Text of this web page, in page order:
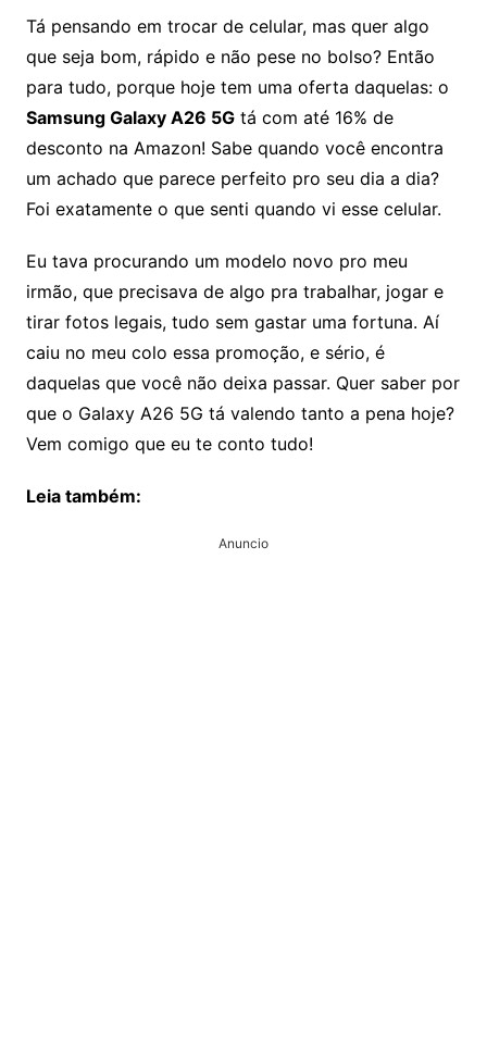
Tá pensando em trocar de celular, mas quer algo
que seja bom, rápido e não pese no bolso? Então
para tudo, porque hoje tem uma oferta daquelas: o
Samsung Galaxy A26 5Gtá com até 16% de
desconto na Amazon! Sabe quando você encontra
um achado que parece perfeito pro seu dia a dia?
Foi exatamente o que senti quando vi esse celular.
Eu tava procurando um modelo novo pro meu
irmão, que precisava de algo pra trabalhar, jogar e
tirar fotos legais, tudo sem gastar uma fortuna. Aí
caiu no meu colo essa promoção, e sério, é
daquelas que você não deixa passar. Quer saber por
que o Galaxy A26 5G tá valendo tanto a pena hoje?
Vem comigo que eu te conto tudo!
Leia também:
Anuncio